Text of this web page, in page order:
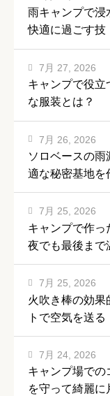
雨キャンプで浸
快適に過ごす技
キャンプで役立
な服装とは？
7月 27, 2026
ソロベースの
適な秘密基地を
7月 26, 2026
キャンプで作っ
夜でも最後まで
7月 25, 2026
火吹き棒の効果
トで空気を送る
7月 25, 2026
キャンプ場での
を守って綺麗に
7月 24, 2026